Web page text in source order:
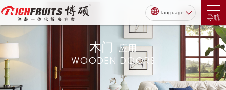
language
导航
木门 应用
WOODEN DOORS